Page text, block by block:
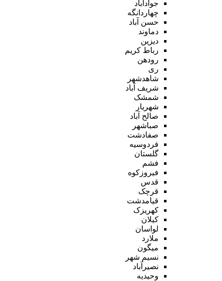
جوادآباد
چهاردانگه
حسن آباد
دماوند
دیزین
رباط کریم
رودهن
ری
شاهدشهر
شریف آباد
شمشک
شهریار
صالح آباد
صباشهر
صفادشت
فردوسیه
گلستان
فشم
فیروزکوه
قدس
قرچک
قیامدشت
کهریزک
کیلان
لواسان
ملارد
میگون
نسیم شهر
نصیرآباد
وحیدیه